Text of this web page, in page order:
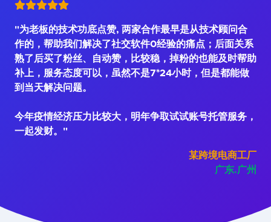
"为老板的技术功底点赞, 两家合作最早是从技术顾问合
作的，帮助我们解决了社交软件0经验的痛点；后面关系
熟了后买了粉丝、自动赞，比较稳，掉粉的也能及时帮助
补上，服务态度可以，虽然不是7*24小时，但是都能做
到当天解决问题。
今年疫情经济压力比较大，明年争取试试账号托管服务，
一起发财。"
某跨境电商工厂
广东.广州